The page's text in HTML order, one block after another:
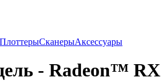
ПлоттерыСканерыАксессуары
- Radeon™ RX